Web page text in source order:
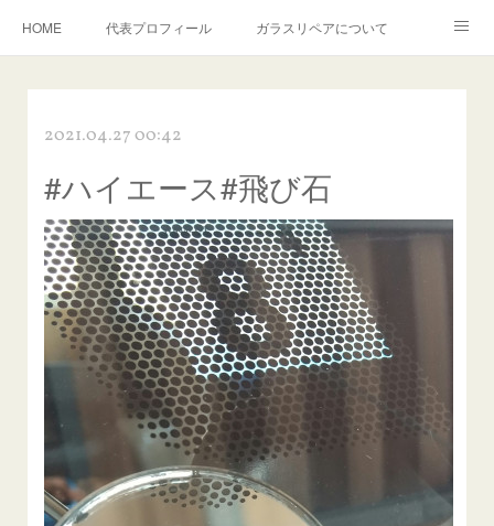
HOME 代表プロフィール ガラスリペアについて
飛び石施工料金について ガラスキズ取り/研磨・磨き・鱗取り
当店へのアクセス 建築ガラスキズ取り・研磨・磨き
【プロ使用】フッ素系ガラストリートメント『アクアペル』
当店の良心的価格の理由について
欧州車モールの白サビやシミを落とす！
instagram記事 ガラスリペア施工価格
飛び石ひび割れでヒビ先が伸びた場合は？
2021.04.27 00:42
#ハイエース#飛び石